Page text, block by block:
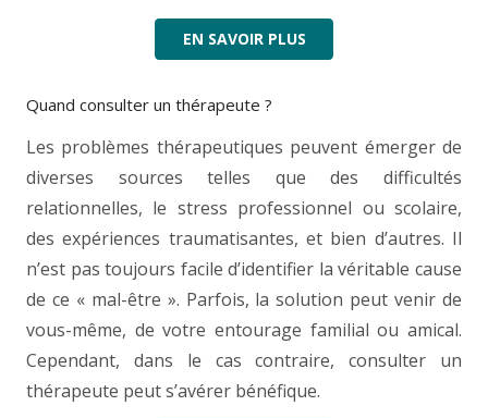
EN SAVOIR PLUS
Quand consulter un thérapeute ?
Les problèmes thérapeutiques peuvent émerger de
diverses sources telles que des difficultés
relationnelles, le stress professionnel ou scolaire,
des expériences traumatisantes, et bien d’autres. Il
n’est pas toujours facile d’identifier la véritable cause
de ce « mal-être ». Parfois, la solution peut venir de
vous-même, de votre entourage familial ou amical.
Cependant, dans le cas contraire, consulter un
thérapeute peut s’avérer bénéfique.